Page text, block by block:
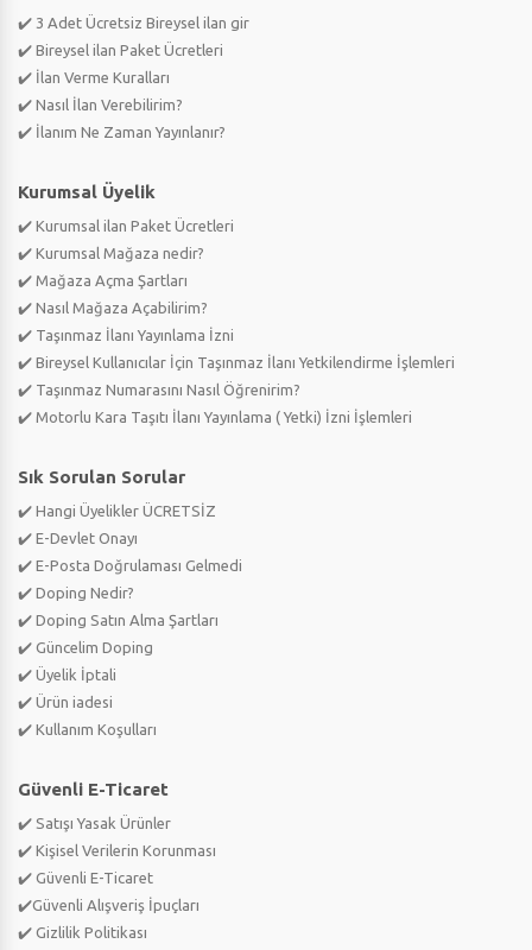
✔️ 3 Adet Ücretsiz Bireysel ilan gir
✔️ Bireysel ilan Paket Ücretleri
✔️ İlan Verme Kuralları
✔️ Nasıl İlan Verebilirim?
✔️ İlanım Ne Zaman Yayınlanır?
Kurumsal Üyelik
✔️ Kurumsal ilan Paket Ücretleri
✔️ Kurumsal Mağaza nedir?
✔️ Mağaza Açma Şartları
✔️ Nasıl Mağaza Açabilirim?
✔️ Taşınmaz İlanı Yayınlama İzni
✔️ Bireysel Kullanıcılar İçin Taşınmaz İlanı Yetkilendirme İşlemleri
✔️ Taşınmaz Numarasını Nasıl Öğrenirim?
✔️ Motorlu Kara Taşıtı İlanı Yayınlama ( Yetki) İzni İşlemleri
Sık Sorulan Sorular
✔️ Hangi Üyelikler ÜCRETSİZ
✔️ E-Devlet Onayı
✔️ E-Posta Doğrulaması Gelmedi
✔️ Doping Nedir?
✔️ Doping Satın Alma Şartları
✔️ Güncelim Doping
✔️ Üyelik İptali
✔️ Ürün iadesi
✔️ Kullanım Koşulları
Güvenli E-Ticaret
✔️ Satışı Yasak Ürünler
✔️ Kişisel Verilerin Korunması
✔️ Güvenli E-Ticaret
✔️Güvenli Alışveriş İpuçları
✔️ Gizlilik Politikası